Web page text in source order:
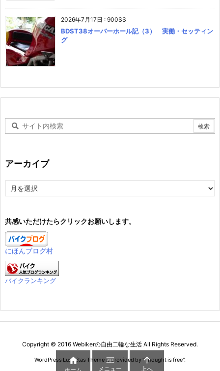
2026年7月17日 : 900SS
BDST38オーバーホール記（3） 実働・セッティン
グ
アーカイブ
ー
ブ
共感いただけたらクリックお願いします。
にほんブログ村
バイクランキング
Copyright © 2016 Webikerの自由二輪な生活 All Rights Reserved.
WordPress Luxeritas Theme is provided by "Thought is free".
 
メニュー

上へ